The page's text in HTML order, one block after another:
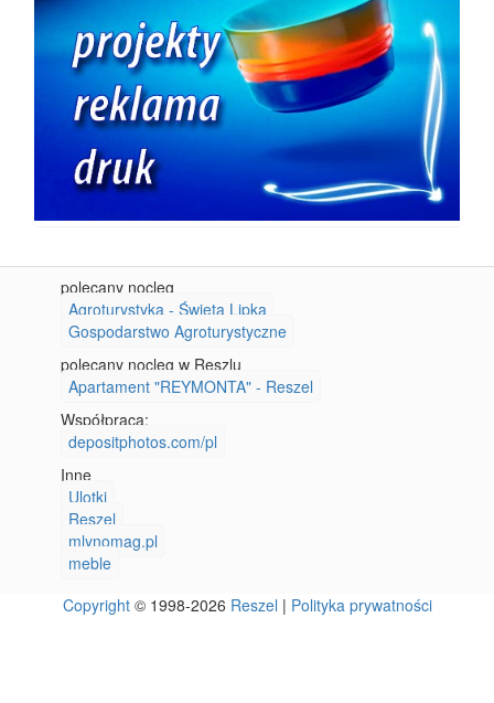
polecany nocleg
Agroturystyka - Święta Lipka
Gospodarstwo Agroturystyczne
polecany nocleg w Reszlu
Apartament "REYMONTA" - Reszel
Współpraca:
depositphotos.com/pl
Inne
Ulotki
Reszel
mlynomag.pl
meble
Copyright© 1998-2026 Reszel | Polityka prywatności